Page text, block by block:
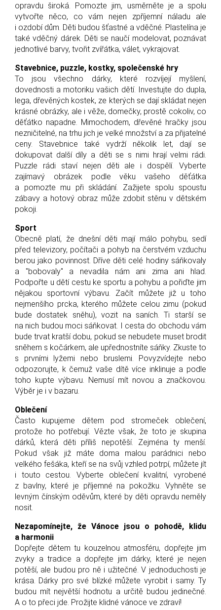
opravdu široká. Pomozte jim, usměrněte je a spolu
vytvořte něco, co vám nejen zpříjemní náladu ale
i ozdobí dům. Děti budou šťastné a vděčné. Plastelína je
také vděčný dárek. Děti se naučí modelovat, poznávat
jednotlivé barvy, tvořit zvířátka, válet, vykrajovat.
Stavebnice, puzzle, kostky, společenské hry
To jsou všechno dárky, které rozvíjejí myšlení,
dovednosti a motoriku vašich dětí. Investujte do dupla,
lega, dřevěných kostek, ze kterých se dají skládat nejen
krásné obrázky, ale i věže, domečky, prostě cokoliv, co
děťátko napadne. Mimochodem, dřevěné hračky jsou
nezničitelné, na trhu jich je velké množství a za přijatelné
ceny. Stavebnice také vydrží několik let, dají se
dokupovat další díly a děti se s nimi hrají velmi rádi.
Puzzle rádi staví nejen děti ale i dospělí. Vyberte
zajímavý obrázek podle věku vašeho děťátka
a pomozte mu při skládání. Zažijete spolu spoustu
zábavy a hotový obraz může zdobit stěnu v dětském
pokoji.
Sport
Obecně platí, že dnešní děti mají málo pohybu, sedí
před televizory, počítači a pohyb na čerstvém vzduchu
berou jako povinnost. Dříve děti celé hodiny sáňkovaly
a "bobovaly" a nevadila nám ani zima ani hlad.
Podpořte u dětí cestu ke sportu a pohybu a pořiďte jim
nějakou sportovní výbavu. Začít můžete již u toho
nejmenšího prcka, kterého můžete celou zimu (pokud
bude dostatek sněhu), vozit na saních. Ti starší se
na nich budou moci sáňkovat. I cesta do obchodu vám
bude trvat kratší dobu, pokud se nebudete muset brodit
sněhem s kočárkem, ale upřednostníte sáňky. Zkuste to
s prvními lyžemi nebo bruslemi. Povyzvídejte nebo
odpozorujte, k čemuž vaše dítě více inklinuje a podle
toho kupte výbavu. Nemusí mít novou a značkovou.
Výběr je i v bazaru.
Oblečení
Často kupujeme dětem pod stromeček oblečení,
protože ho potřebují. Vězte však, že toto je skupina
dárků, která děti příliš nepotěší. Zejména ty menší.
Pokud však již máte doma malou parádnici nebo
velkého fešáka, kteří se na svůj vzhled potrpí, můžete jít
i touto cestou. Vyberte oblečení kvalitní, vyrobené
z bavlny, které je příjemné na pokožku. Vyhněte se
levným čínským oděvům, které by děti opravdu neměly
nosit.
Nezapomínejte, že Vánoce jsou o pohodě, klidu
a harmonii
Dopřejte dětem tu kouzelnou atmosféru, dopřejte jim
zvyky a tradice a dopřejte jim dárky, které je nejen
potěší, ale budou pro ně i užitečné. V jednoduchosti je
krása. Dárky pro své blízké můžete vyrobit i samy. Ty
budou mít největší hodnotu a určitě budou jedinečné.
A o to přeci jde. Prožijte klidné vánoce ve zdraví!